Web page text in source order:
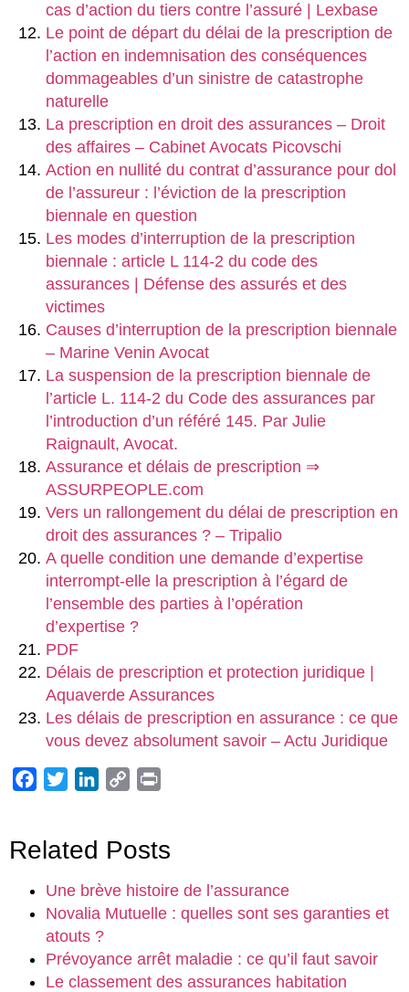
cas d’action du tiers contre l’assuré | Lexbase
Le point de départ du délai de la prescription de
l’action en indemnisation des conséquences
dommageables d’un sinistre de catastrophe
naturelle
La prescription en droit des assurances – Droit
des affaires – Cabinet Avocats Picovschi
Action en nullité du contrat d’assurance pour dol
de l’assureur : l’éviction de la prescription
biennale en question
Les modes d’interruption de la prescription
biennale : article L 114-2 du code des
assurances | Défense des assurés et des
victimes
Causes d’interruption de la prescription biennale
– Marine Venin Avocat
La suspension de la prescription biennale de
l’article L. 114-2 du Code des assurances par
l’introduction d’un référé 145. Par Julie
Raignault, Avocat.
Assurance et délais de prescription ⇒
ASSURPEOPLE.com
Vers un rallongement du délai de prescription en
droit des assurances ? – Tripalio
A quelle condition une demande d’expertise
interrompt-elle la prescription à l’égard de
l’ensemble des parties à l’opération
d’expertise ?
PDF
Délais de prescription et protection juridique |
Aquaverde Assurances
Les délais de prescription en assurance : ce que
vous devez absolument savoir – Actu Juridique
Facebook
TwitterLinkedIn
Copy
Related Posts
Une brève histoire de l’assurance
Novalia Mutuelle : quelles sont ses garanties et
atouts ?
Prévoyance arrêt maladie : ce qu’il faut savoir
Le classement des assurances habitation